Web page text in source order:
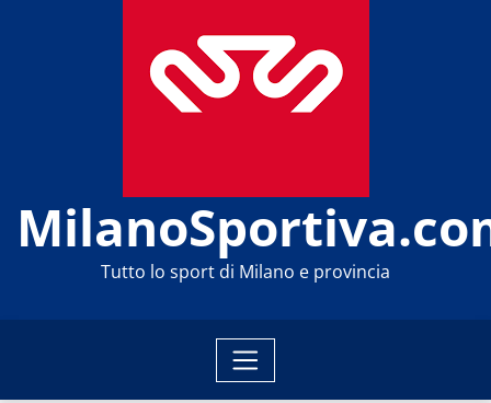
Tutto lo sport di Milano e provincia